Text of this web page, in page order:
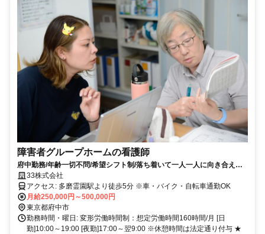
障害者グループホームの看護師
府中勤務/年齢一切不問/希望シフト制/落ち着いて一人一人に向き合える/
障がい者グループホームの看護師
33株式会社
アクセス: 多磨霊園駅より徒歩5分 ※車・バイク・自転車通勤OK
月給250,000円～500,000円
東京都府中市
勤務時間・曜日: 変形労働時間制：想定労働時間160時間/月 [日
勤]10:00～19:00 [夜勤]17:00～翌9:00 ※休憩時間は法定通り付与 ★